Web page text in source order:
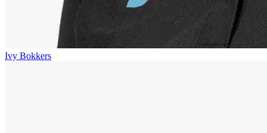
Ivy Bokkers